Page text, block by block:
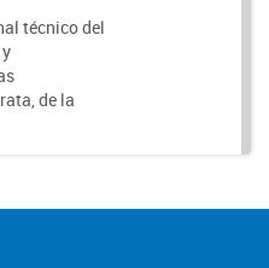
técnico del
de la